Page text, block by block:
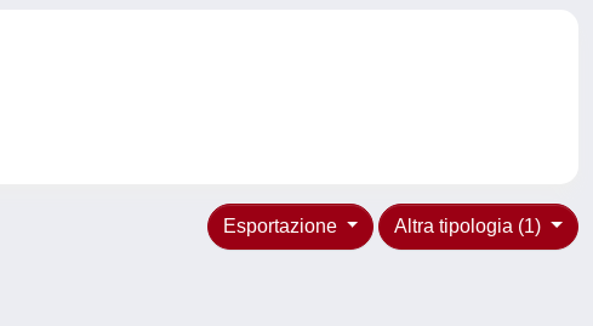
Altra tipologia (1)
Esportazione